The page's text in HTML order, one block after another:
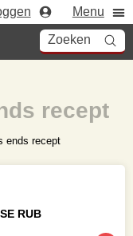
Menu
Zoeken
ends recept
recept
RUB